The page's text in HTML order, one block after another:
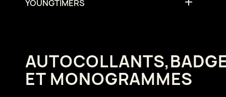
YOUNGTIMERS
ET MONOGRAMMES